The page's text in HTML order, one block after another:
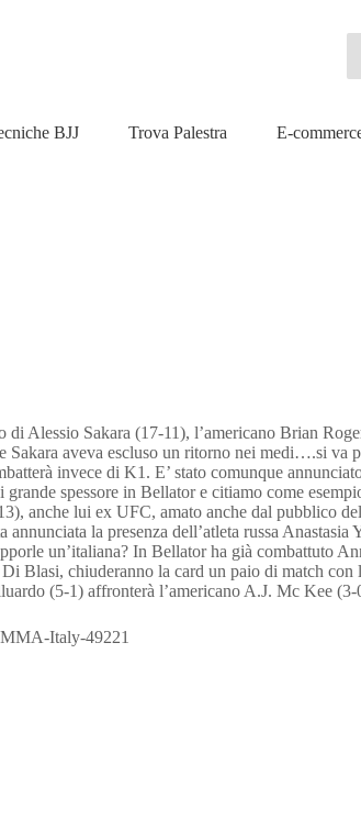
BJJ Trova Palestra E-
Alessio Sakara (17-11), l’americano Brian
aveva escluso un ritorno nei medi….si va
invece di K1. E’ stato comunque
spessore in Bellator e citiamo come
anche lui ex UFC, amato anche dal pubblico
la presenza dell’atleta russa
un’italiana? In Bellator ha già combattuto
Blasi, chiuderanno la card un paio di match
(5-1) affronterà l’americano A.J. Mc Kee (3-
MMA-Italy-49221